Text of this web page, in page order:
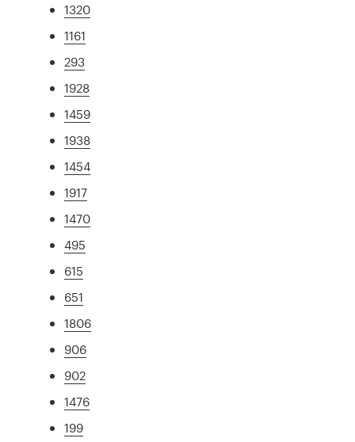
1320
1161
293
1928
1459
1938
1454
1917
1470
495
615
651
1806
906
902
1476
199